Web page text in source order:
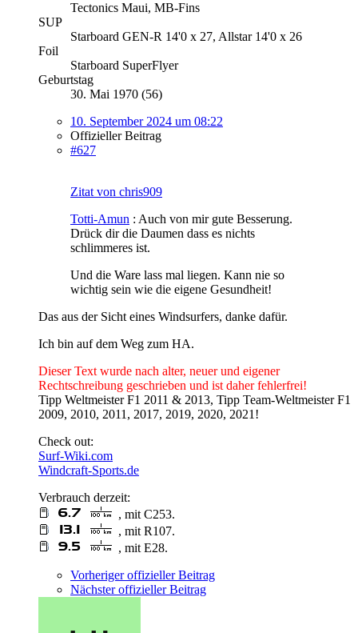
Tectonics Maui, MB-Fins
SUP
Starboard GEN-R 14'0 x 27, Allstar 14'0 x 26
Foil
Starboard SuperFlyer
Geburtstag
30. Mai 1970 (56)
10. September 2024 um 08:22
Offizieller Beitrag
#627
Zitat von chris909
Totti-Amun : Auch von mir gute Besserung.
Drück dir die Daumen dass es nichts
schlimmeres ist.
Und die Ware lass mal liegen. Kann nie so
wichtig sein wie die eigene Gesundheit!
Das aus der Sicht eines Windsurfers, danke dafür.
Ich bin auf dem Weg zum HA.
Dieser Text wurde nach alter, neuer und eigener
Rechtschreibung geschrieben und ist daher fehlerfrei!
Tipp Weltmeister F1 2011 & 2013, Tipp Team-Weltmeister F1
2009, 2010, 2011, 2017, 2019, 2020, 2021!
Check out:
Surf-Wiki.com
Windcraft-Sports.de
Verbrauch derzeit:
, mit C253.
, mit R107.
, mit E28.
Vorheriger offizieller Beitrag
Nächster offizieller Beitrag